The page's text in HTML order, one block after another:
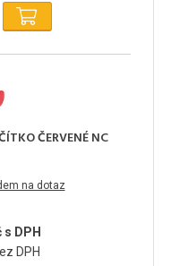
ČERVENÉ NC
na dotaz
s DPH
DPH